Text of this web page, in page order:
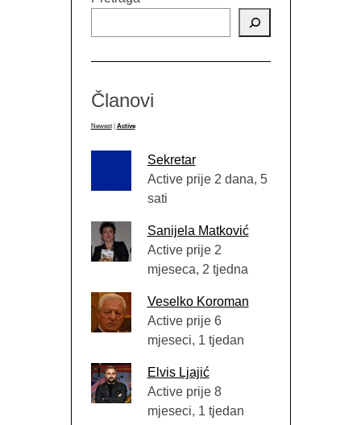
Članovi
Newest Active
Sekretar
Active prije 2 dana, 5
sati
Sanijela Matković
Active prije 2
mjeseca, 2 tjedna
Veselko Koroman
Active prije 6
mjeseci, 1 tjedan
Elvis Ljajić
Active prije 8
mjeseci, 1 tjedan